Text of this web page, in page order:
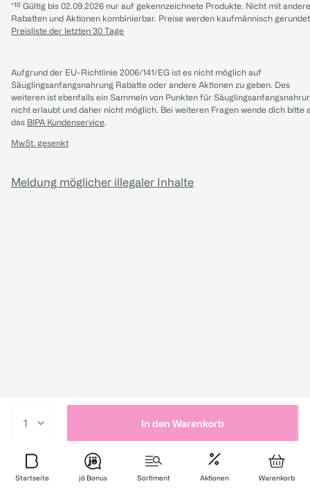
In den Warenkorb
*¹⁰ Gültig bis 02.09.2026 nur auf gekennzeichnete Produkte. Nicht mit
Rabatten und Aktionen kombinierbar. Preise werden kaufmännisch
Preisliste der letzten 30 Tage
Aufgrund der EU-Richtlinie 2006/141/EG ist es nicht möglich auf
Säuglingsanfangsnahrung Rabatte oder andere Aktionen zu geben. Des
weiteren ist ebenfalls ein Sammeln von Punkten für
nicht erlaubt und daher nicht möglich. Bei weiteren Fragen wende dich bitte
das BIPA Kundenservice.
MwSt. gesenkt
Meldung möglicher illegaler Inhalte
Startseite jö Bonus Sortiment Aktionen Warenkorb